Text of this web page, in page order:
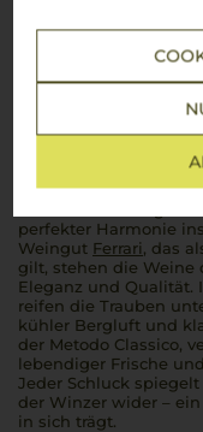
Trento DOC
Der edle
perfekter Harmonie
Weingut Ferrari, das
gilt, stehen die Weine
Eleganz und Qualität.
reifen die Trauben
kühler Bergluft und
der Metodo Classico,
lebendiger Frische
Jeder Schluck
der Winzer wider –
in sich trägt.